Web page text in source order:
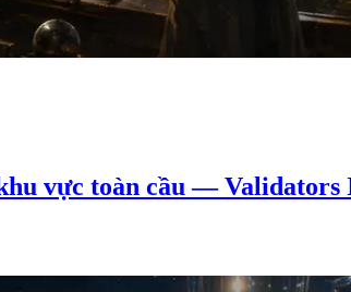
vực toàn cầu —